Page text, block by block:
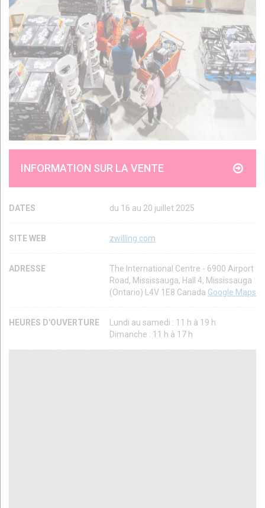
INFORMATION SUR LA VENTE
DATES du 16 au 20 juillet 2025
SITE WEB zwilling.com
ADRESSE
The International Centre - 6900 Airport
Road, Mississauga, Hall 4, Mississauga
(Ontario) L4V 1E8 Canada Google Maps
HEURES D'OUVERTURE
Lundi au samedi : 11 h à 19 h
Dimanche : 11 h à 17 h